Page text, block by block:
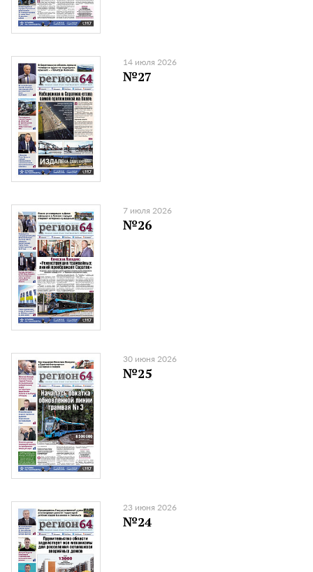
14 июля 2026
№27
7 июля 2026
№26
30 июня 2026
№25
23 июня 2026
№24